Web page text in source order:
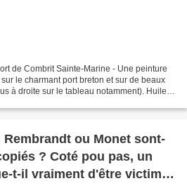
de Combrit Sainte-Marine - Une peinture
le charmant port breton et sur de beaux
à droite sur le tableau notamment). Huile
Rembrandt ou Monet sont-
? Coté pou pas, un
t-il vraiment d'être victime